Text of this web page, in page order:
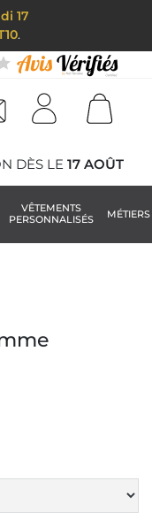
17
.
DÈS LE 17 AOÛT
VÊTEMENTS
PERSONNALISÉS
MÉTIERS